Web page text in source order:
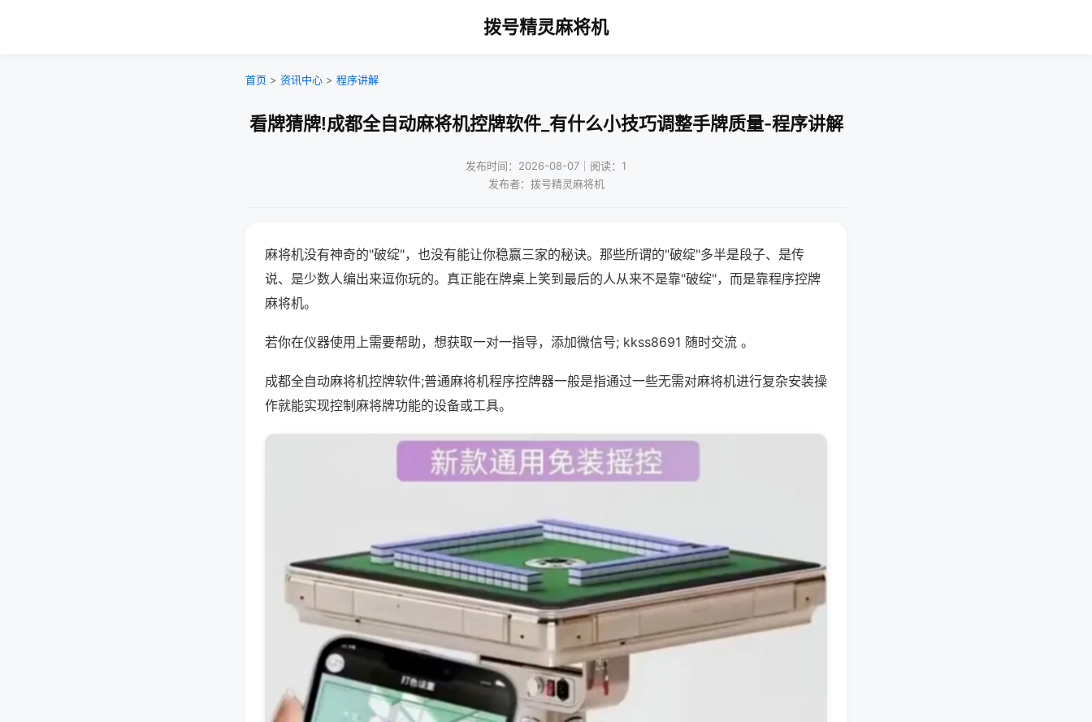
拨号精灵麻将机
首页 > 资讯中心 > 程序讲解
看牌猜牌!成都全自动麻将机控牌软件_有什么小技巧调整手牌质量-程序讲解
发布时间：2026-08-07｜阅读：1
发布者：拨号精灵麻将机
麻将机没有神奇的"破绽"，也没有能让你稳赢三家的秘诀。那些所谓的"破绽"多半是段子、是传
说、是少数人编出来逗你玩的。真正能在牌桌上笑到最后的人从来不是靠"破绽"，而是靠程序控牌
麻将机。
若你在仪器使用上需要帮助，想获取一对一指导，添加微信号; kkss8691 随时交流 。
成都全自动麻将机控牌软件;普通麻将机程序控牌器一般是指通过一些无需对麻将机进行复杂安装操
作就能实现控制麻将牌功能的设备或工具。